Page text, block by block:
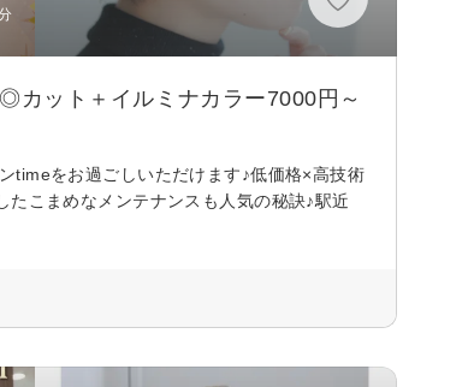
カット＋イルミナカラー7000円～
timeをお過ごしいただけます♪低価格×高技術
こまめなメンテナンスも人気の秘訣♪駅近